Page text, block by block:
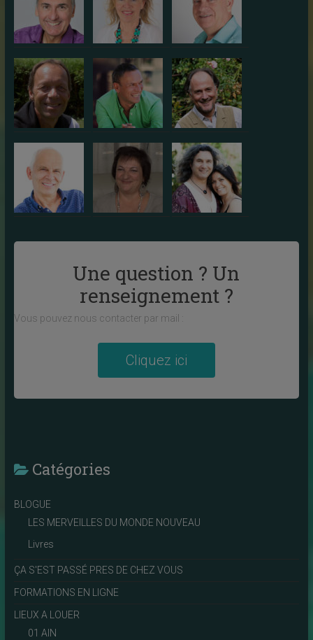
Une question ? Un
renseignement ?
Vous pouvez nous contacter par mail :
Cliquez ici
Catégories
BLOGUE
LES MERVEILLES DU MONDE NOUVEAU
Livres
ÇA S'EST PASSÉ PRES DE CHEZ VOUS
FORMATIONS EN LIGNE
LIEUX A LOUER
01 AIN